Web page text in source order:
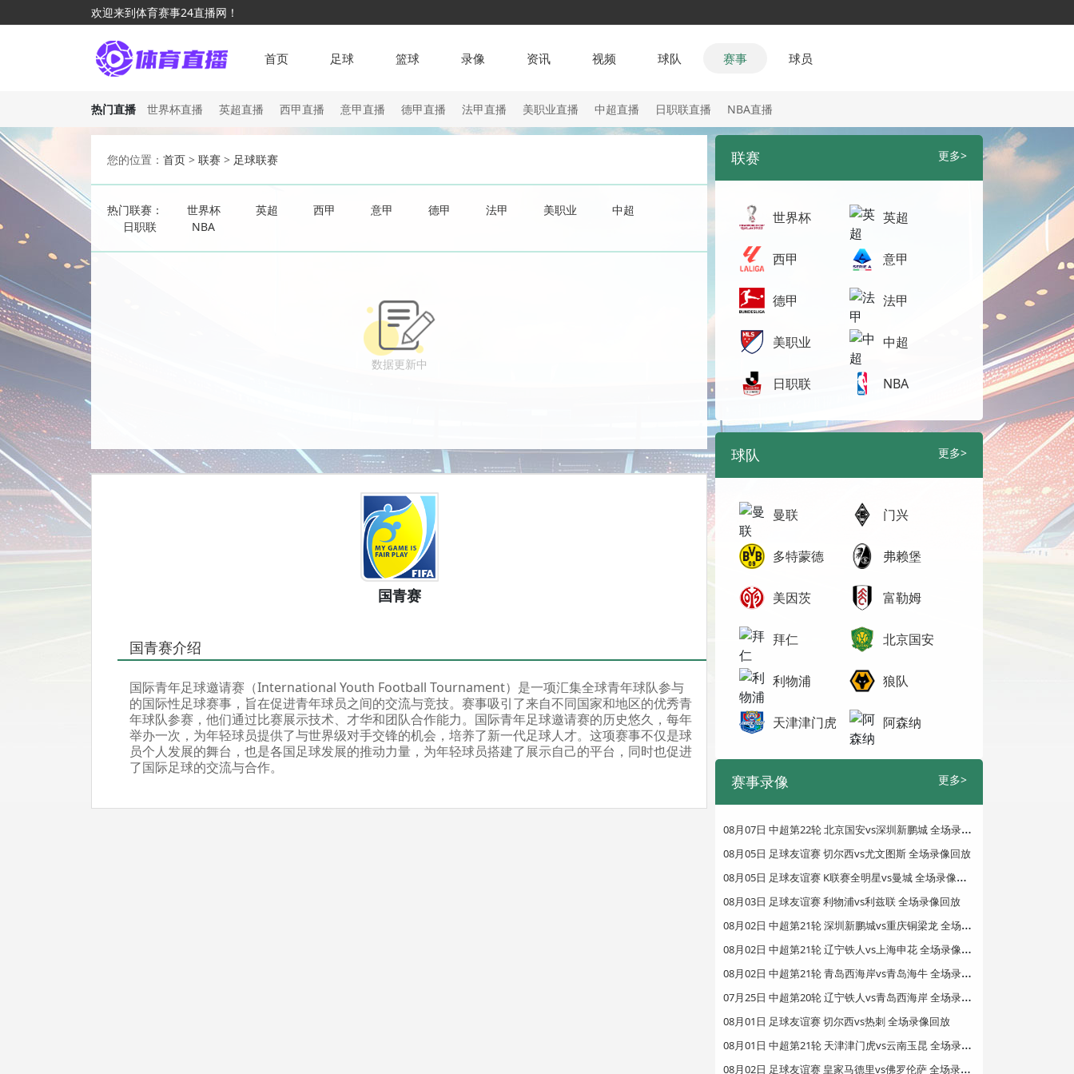
欢迎来到体育赛事24直播网！
首页 足球 篮球 录像 资讯 视频 球队 赛事 球员
热门直播 世界杯直播 英超直播 西甲直播 意甲直播 德甲直播 法甲直播 美职业直播 中超直播 日职联直播 NBA直播
您的位置： 首页 > 联赛 > 足球联赛
热门联赛： 世界杯 英超 西甲 意甲 德甲 法甲 美职业
中超
日职联
NBA
数据更新中
国青赛
国青赛介绍
国际青年足球邀请赛（International Youth Football Tournament）是一项汇集全球青年球队参与
的国际性足球赛事，旨在促进青年球员之间的交流与竞技。赛事吸引了来自不同国家和地区的优秀青
年球队参赛，他们通过比赛展示技术、才华和团队合作能力。国际青年足球邀请赛的历史悠久，每年
举办一次，为年轻球员提供了与世界级对手交锋的机会，培养了新一代足球人才。这项赛事不仅是球
员个人发展的舞台，也是各国足球发展的推动力量，为年轻球员搭建了展示自己的平台，同时也促进
了国际足球的交流与合作。
联赛 更多>
世界杯 英超
西甲 意甲
德甲 法甲
美职业 中超
日职联 NBA
球队 更多>
曼联 门兴
多特蒙德 弗赖堡
美因茨 富勒姆
拜仁 北京国安
利物浦 狼队
天津津门虎 阿森纳
赛事录像 更多>
0
8月07日 中超第22轮 北京国安vs深圳新鹏城 全场录像回放
08月05日 足球友谊赛 切尔西vs尤文图斯 全场录像回放
0
8月05日 足球友谊赛 K联赛全明星vs曼城 全场录像回放
08月03日 足球友谊赛 利物浦vs利兹联 全场录像回放
0
8月02日 中超第21轮 深圳新鹏城vs重庆铜梁龙 全场录像回放
0
8月02日 中超第21轮 辽宁铁人vs上海申花 全场录像回放
0
8月02日 中超第21轮 青岛西海岸vs青岛海牛 全场录像回放
0
7月25日 中超第20轮 辽宁铁人vs青岛西海岸 全场录像回放
08月01日 足球友谊赛 切尔西vs热刺 全场录像回放
0
8月01日 中超第21轮 天津津门虎vs云南玉昆 全场录像回放
0
8月02日 足球友谊赛 皇家马德里vs佛罗伦萨 全场录像回放